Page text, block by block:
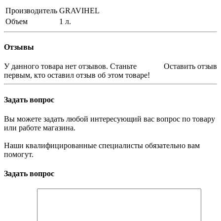
Производитель GRAVIHEL
Объем
1 л.
Отзывы
Оставить отзыв
У данного товара нет отзывов. Станьте
первым, кто оставил отзыв об этом товаре!
Задать вопрос
Вы можете задать любой интересующий вас вопрос по товару
или работе магазина.
Наши квалифицированные специалисты обязательно вам
помогут.
Задать вопрос